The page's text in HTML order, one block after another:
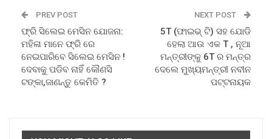
PREV POST
ଫ୍ରି ସିଲେଇ ମେସିନ ଯୋଜନା:
ମହିଳା ମାନେ ଫ୍ରି ରେ
ନେଇପାରିବେ ସିଲେଇ ମେସିନ !
ଦେବାକୁ ପଡିବ ନାହିଁ କୌଣସି
ଟଙ୍କା,ଜାଣନ୍ତୁ କେମିତି ?
NEXT POST
5T (ଫାଇଭ୍‌ ଟି) ସହ ଯୋଡି
ହେଲା ଆଉ ଏକ T , ନୂଆ
ମନ୍ତ୍ରୀଙ୍କୁ 6T ର ମନ୍ତ୍ର
ଦେଲେ ମୁଖ୍ୟମନ୍ତ୍ରୀ ନବୀନ
ପଟ୍ଟନାୟକ